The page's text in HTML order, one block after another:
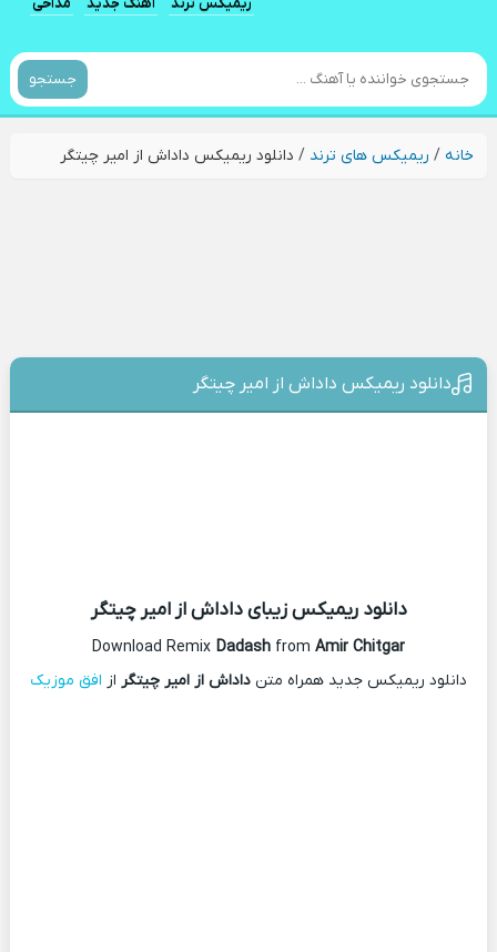
جستجو
خانه/ ریمیکس های ترند / دانلود ریمیکس داداش از امیر چیتگر
دانلود ریمیکس داداش از امیر چیتگر
دانلود ریمیکس زیبای داداش از امیر چیتگر
Download Remix Dadash from Amir Chitgar
دانلود ریمیکس جدید همراه متن داداش از امیر چیتگر از افق موزیک